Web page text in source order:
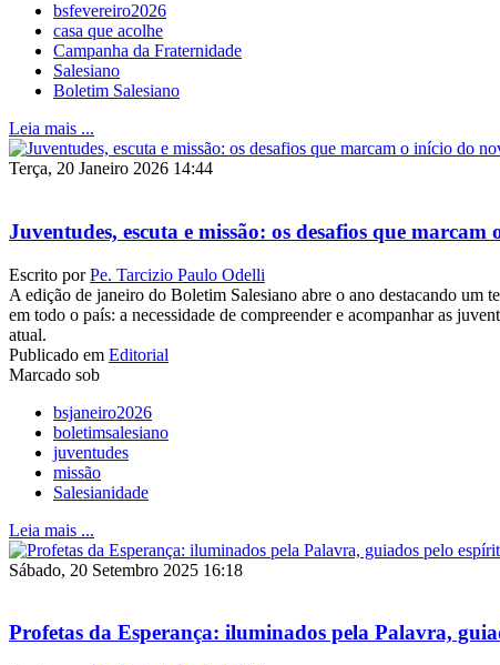
bsfevereiro2026
casa que acolhe
Campanha da Fraternidade
Salesiano
Boletim Salesiano
Leia mais ...
Terça, 20 Janeiro 2026 14:44
Juventudes, escuta e missão: os desafios que
Escrito porPe. Tarcizio Paulo Odelli
A edição de janeiro do Boletim Salesiano abre o ano destacando um
em todo o país: a necessidade de compreender e acompanhar as
atual.
Publicado em Editorial
Marcado sob
bsjaneiro2026
boletimsalesiano
juventudes
missão
Salesianidade
Leia mais ...
Sábado, 20 Setembro 2025 16:18
Profetas da Esperança: iluminados pela Palavra,